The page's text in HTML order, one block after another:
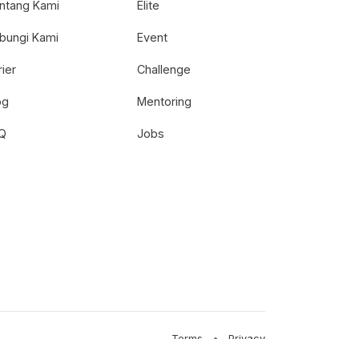
Kami
Kami
Elite
Event
Challenge
Mentoring
Jobs